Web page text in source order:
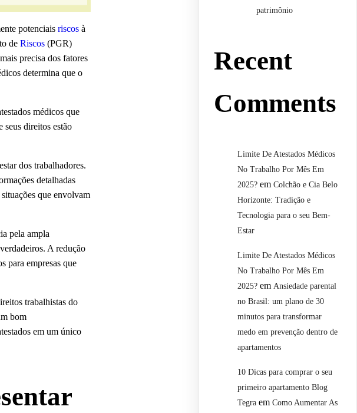
potenciaisriscos à
deRiscos (PGR)
precisa dos fatores
determina que o
médicos que
seus direitos estão
dos trabalhadores.
detalhadas
que envolvam
pela ampla
A redução
para empresas que
trabalhistas do
bom
em um único
patrimônio
Recent
Comments
Limite De Atestados Médicos
No Trabalho Por Mês Em
2025? emColchão e Cia Belo
Horizonte: Tradição e
Tecnologia para o seu Bem-
Estar
Limite De Atestados Médicos
No Trabalho Por Mês Em
2025? em Ansiedade parental
no Brasil: um plano de 30
minutos para transformar
medo em prevenção dentro de
apartamentos
10 Dicas para comprar o seu
primeiro apartamento Blog
Tegra emComo Aumentar As